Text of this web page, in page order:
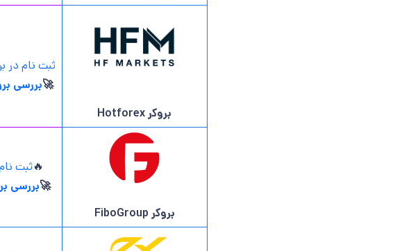
بروکر Hotforex
ثبت نام در
🚀بررسی
بروکر FiboGroup
🔥ثبت
🚀بررسی